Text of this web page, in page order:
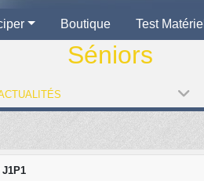
Boutique Test Matériel
Séniors